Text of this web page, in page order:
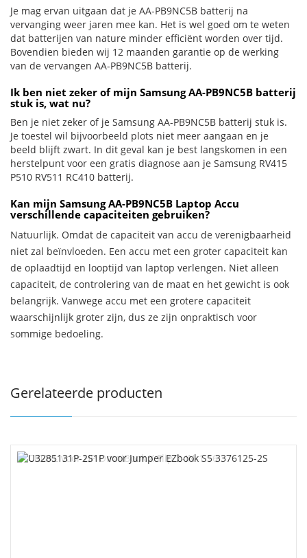
Je mag ervan uitgaan dat je AA-PB9NC5B batterij na
vervanging weer jaren mee kan. Het is wel goed om te weten
dat batterijen van nature minder efficiënt worden over tijd.
Bovendien bieden wij 12 maanden garantie op de werking
van de vervangen AA-PB9NC5B batterij.
Ik ben niet zeker of mijn Samsung AA-PB9NC5B batterij
stuk is, wat nu?
Ben je niet zeker of je Samsung AA-PB9NC5B batterij stuk is.
Je toestel wil bijvoorbeeld plots niet meer aangaan en je
beeld blijft zwart. In dit geval kan je best langskomen in een
herstelpunt voor een gratis diagnose aan je Samsung RV415
P510 RV511 RC410 batterij.
Kan mijn Samsung AA-PB9NC5B Laptop Accu
verschillende capaciteiten gebruiken?
Natuurlijk. Omdat de capaciteit van accu de verenigbaarheid
niet zal beïnvloeden. Een accu met een groter capaciteit kan
de oplaadtijd en looptijd van laptop verlengen. Niet alleen
capaciteit, de controlering van de maat en het gewicht is ook
belangrijk. Vanwege accu met een grotere capaciteit
waarschijnlijk groter zijn, dus ze zijn onpraktisch voor
sommige bedoeling.
Gerelateerde producten